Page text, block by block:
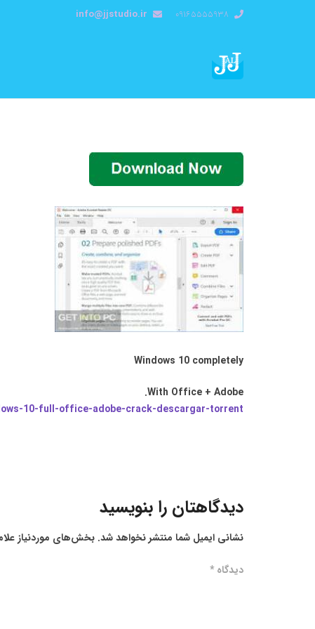
09165555938
info@jjstudio.ir
Windows 10 completely
With Office + Adobe.
10-full-office-adobe-crack-descargar-torrent/
دیدگاهتان را بنویسید
نشانی ایمیل شما منتشر نخواهد شد. بخش‌های موردنیاز